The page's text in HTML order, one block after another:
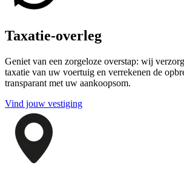
Taxatie-overleg
Geniet van een zorgeloze overstap: wij
taxatie van uw voertuig en verrekenen de
transparant met uw aankoopsom.
Vind jouw vestiging